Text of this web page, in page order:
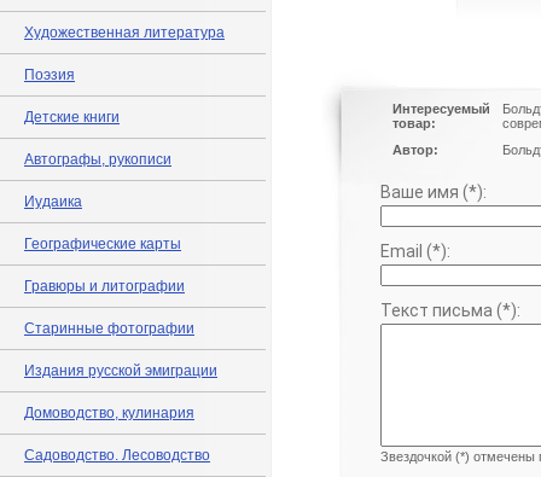
Художественная литература
Поэзия
Детские книги
Автографы, рукописи
Иудаика
Географические карты
Гравюры и литографии
Старинные фотографии
Издания русской эмиграции
Домоводство, кулинария
Садоводство. Лесоводство
Интересуемый
товар:
Автор:
Ваше имя (*):
Email (*):
Текст письма (*):
Звездочкой (*) отмечены